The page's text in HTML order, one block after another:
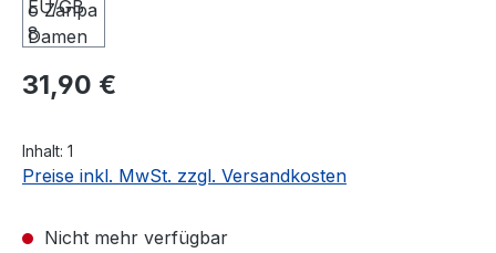
Regulärer Preis:
31,90 €
Inhalt: 1
Preise inkl. MwSt. zzgl. Versandkosten
Nicht mehr verfügbar